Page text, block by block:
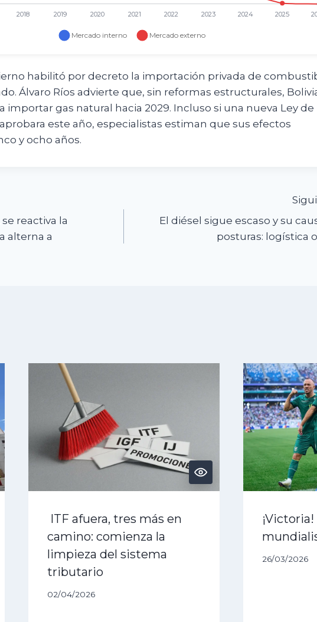
habilitó por decreto la importación privada de
Álvaro Ríos advierte que, sin reformas estructurales,
importar gas natural hacia 2029. Incluso si una nueva Ley de
este año, especialistas estiman que sus efectos
y ocho años.
se reactiva la
alterna a
El diésel sigue escaso y su
posturas: logística
ITF afuera, tres más en
camino: comienza la
limpieza del sistema
tributario
02/04/2026
26/03/2026